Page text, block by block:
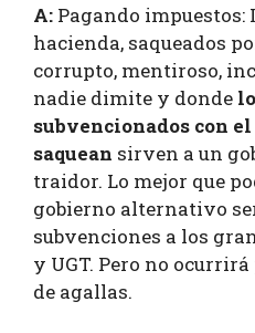
A: Pagando impuestos:
hacienda, saqueados
corrupto, mentiroso,
nadie dimite y donde
subvencionados con
saquean sirven a un
traidor. Lo mejor que
gobierno alternativo
subvenciones a los
y UGT. Pero no ocurrirá
de agallas.